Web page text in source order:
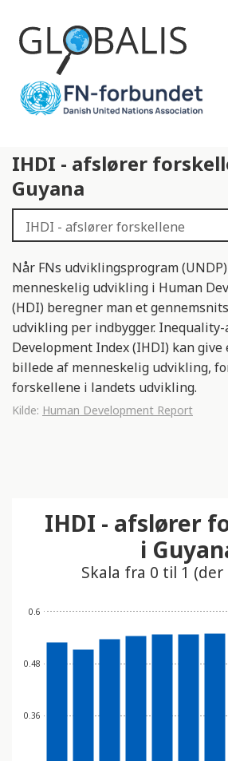
IHDI - afslører
Guyana
Når FNs udviklingsprogram
menneskelig udvikling i Human
(HDI) beregner man et
udvikling per indbygger.
Development Index (IHDI) kan
billede af menneskelig udvikling,
forskellene i landets udvikling.
Kilde: Human Development Report
0.36
0.48
0.6
IHDI - afslører
i
Skala fra 0 til 1 (der